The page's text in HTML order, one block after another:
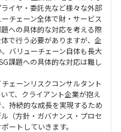
イヤ・委託先など様々な外部
チェーン全体で財・サービス
への具体的な対応を考える際
で行う必要がありますが、企
バリューチェーン自体も長大
課題への具体的な対応は難し
ェーンリスクコンサルタント
て、クライアント企業が抱え
持続的な成長を実現するため
（方針・ガバナンス・プロセ
ートしていきます。